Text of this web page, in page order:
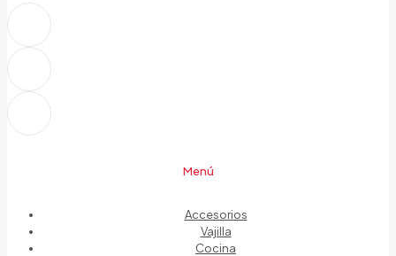
Menú
Accesorios
Vajilla
Cocina